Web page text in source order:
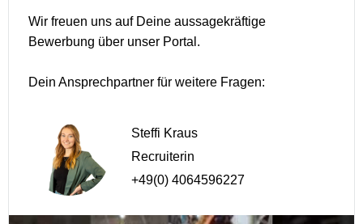
Wir freuen uns auf Deine aussagekräftige
Bewerbung über unser Portal.
Dein Ansprechpartner für weitere Fragen:
Steffi Kraus
Recruiterin
+49(0) 4064596227